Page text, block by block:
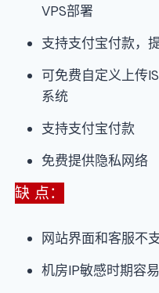
VPS部署
支持支付宝付款，
可免费自定义上传
系统
支持支付宝付款
免费提供隐私网络
缺 点：
网站界面和客服不
机房IP敏感时期容